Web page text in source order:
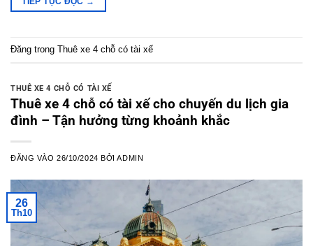
Đăng trong Thuê xe 4 chỗ có tài xế
THUÊ XE 4 CHỖ CÓ TÀI XẾ
Thuê xe 4 chỗ có tài xế cho chuyến du lịch gia
đình – Tận hưởng từng khoảnh khắc
ĐĂNG VÀO26/10/2024 BỞIADMIN
26
Th10